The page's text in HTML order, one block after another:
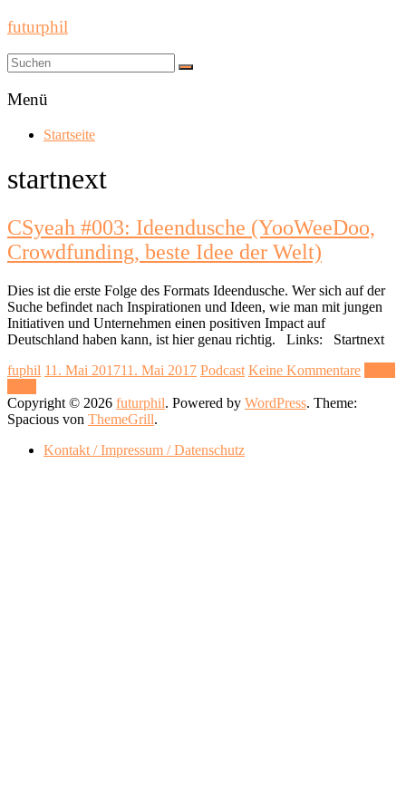
futurphil
Menü
Startseite
startnext
CSyeah #003: Ideendusche (YooWeeDoo,
Crowdfunding, beste Idee der Welt)
Dies ist die erste Folge des Formats Ideendusche. Wer sich auf der
Suche befindet nach Inspirationen und Ideen, wie man mit jungen
Initiativen und Unternehmen einen positiven Impact auf
Deutschland haben kann, ist hier genau richtig. Links: Startnext
fuphil 11. Mai 201711. Mai 2017 Podcast Keine Kommentare
Copyright © 2026 futurphil. Powered by WordPress. Theme:
Spacious von ThemeGrill.
Kontakt / Impressum / Datenschutz